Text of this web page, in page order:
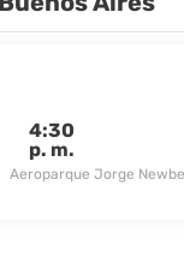
4:30
p. m.
Aeroparque Jorge